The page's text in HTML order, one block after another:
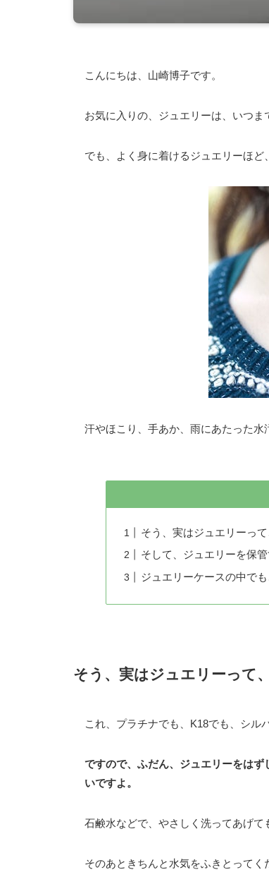
こんにちは、山崎博子です。
お気に入りの、ジュエリーは、いつま
でも、よく身に着けるジュエリーほど
汗やほこり、手あか、雨にあたった水
そう、実はジュエリーっ
そして、ジュエリーを保
ジュエリーケースの中で
そう、実はジュエリーって
これ、プラチナでも、K18でも、シル
ですので、ふだん、ジュエリーをは
いですよ。
石鹸水などで、やさしく洗ってあげて
そのあときちんと水気をふきとってく